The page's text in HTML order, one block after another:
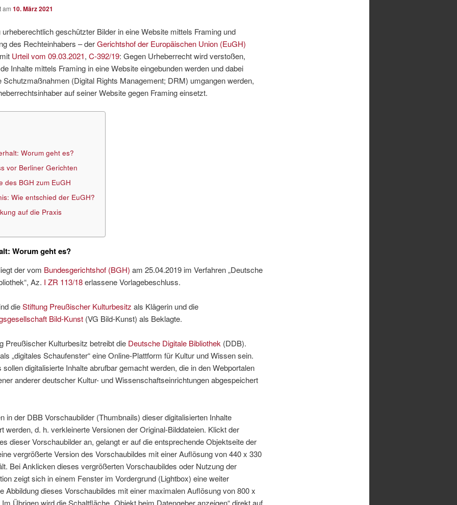
am 10. März 2021
urheberechtlich geschützter Bilder in eine Website mittels Framing und
des Rechteinhabers – derGerichtshof der Europäischen Union (EuGH)
Urteil vom 09.03.2021, C-392/19: Gegen Urheberrecht wird verstoßen,
Inhalte mittels Framing in eine Website eingebunden werden und dabei
Schutzmaßnahmen (Digital Rights Management; DRM) umgangen werden,
auf seiner Website gegen Framing einsetzt.
Worum geht es?
vor Berliner Gerichten
des BGH zum EuGH
Wie entschied der EuGH?
auf die Praxis
Worum geht es?
der vom Bundesgerichtshof (BGH) am 25.04.2019 im Verfahren „Deutsche
Az. I ZR 113/18erlassene Vorlagebeschluss.
dieStiftung Preußischer Kulturbesitz als Klägerin und die
Bild-Kunst(VG Bild-Kunst) als Beklagte.
Preußischer Kulturbesitz betreibt die Deutsche Digitale Bibliothek(DDB).
„digitales Schaufenster“ eine Online-Plattform für Kultur und Wissen sein.
sollen digitalisierte Inhalte abrufbar gemacht werden, die in den Webportalen
anderer deutscher Kultur- und Wissenschaftseinrichtungen abgespeichert
in der DBB Vorschaubilder (Thumbnails) dieser digitalisierten Inhalte
werden, d. h. verkleinerte Versionen der Original-Bilddateien. Klickt der
dieser Vorschaubilder an, gelangt er auf die entsprechende Objektseite der
vergrößerte Version des Vorschaubildes mit einer Auflösung von 440 x 330
Bei Anklicken dieses vergrößerten Vorschaubildes oder Nutzung der
zeigt sich in einem Fenster im Vordergrund (Lightbox) eine weiter
Abbildung dieses Vorschaubildes mit einer maximalen Auflösung von 800 x
Übrigen wird die Schaltfläche „Objekt beim Datengeber anzeigen“ direkt auf